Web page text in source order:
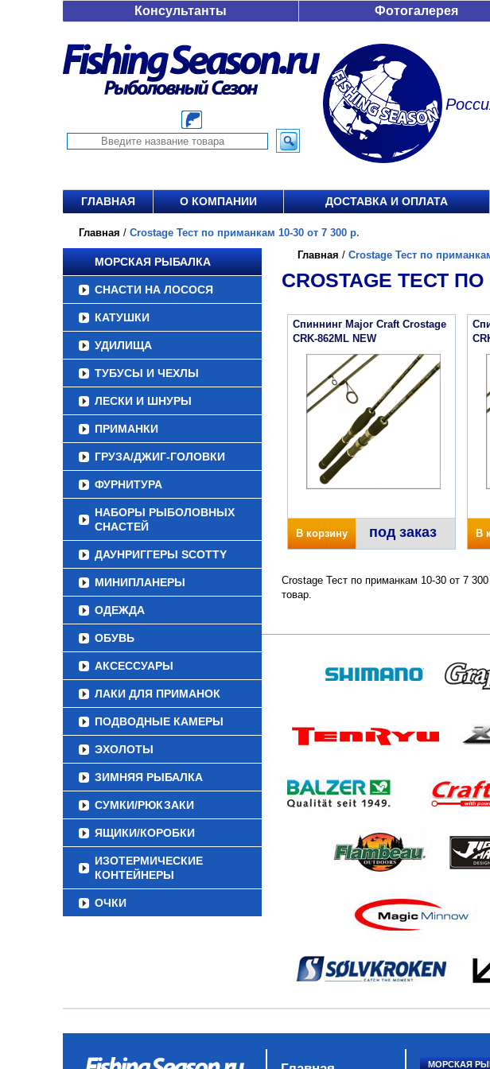
Консультанты Фотогалерея
ГЛАВНАЯ О КОМПАНИИ ДОСТАВКА И ОПЛАТА
Главная / Crostage Тест по приманкам 10-30 от 7 300 р.
МОРСКАЯ РЫБАЛКА
СНАСТИ НА ЛОСОСЯ
КАТУШКИ
УДИЛИЩА
ТУБУСЫ И ЧЕХЛЫ
ЛЕСКИ И ШНУРЫ
ПРИМАНКИ
ГРУЗА/ДЖИГ-ГОЛОВКИ
ФУРНИТУРА
НАБОРЫ РЫБОЛОВНЫХ
СНАСТЕЙ
ДАУНРИГГЕРЫ SCOTTY
МИНИПЛАНЕРЫ
ОДЕЖДА
ОБУВЬ
АКСЕССУАРЫ
ЛАКИ ДЛЯ ПРИМАНОК
ПОДВОДНЫЕ КАМЕРЫ
ЭХОЛОТЫ
ЗИМНЯЯ РЫБАЛКА
СУМКИ/РЮКЗАКИ
ЯЩИКИ/КОРОБКИ
ИЗОТЕРМИЧЕСКИЕ
КОНТЕЙНЕРЫ
ОЧКИ
Главная / Crostage Тест по
CROSTAGE ТЕСТ
Спиннинг Major Craft Crostage
CRK-862ML NEW
В корзину под заказ В
Crostage Тест по приманкам 10-30 от 7
товар.
МОРСКАЯ